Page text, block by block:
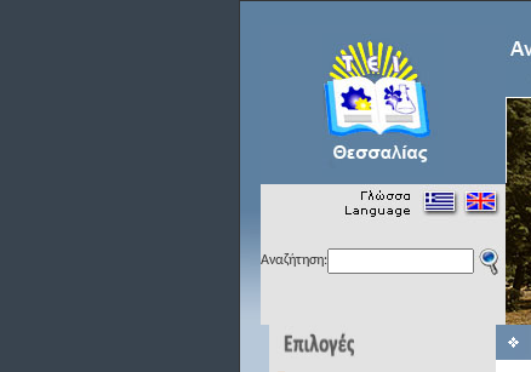
Αναζήτηση: